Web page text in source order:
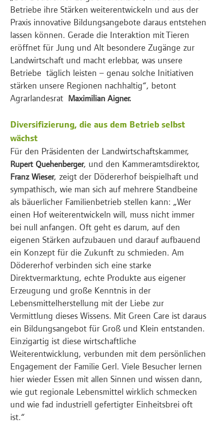
Betriebe ihre Stärken weiterentwickeln und aus der
Praxis innovative Bildungsangebote daraus entstehen
lassen können. Gerade die Interaktion mit Tieren
eröffnet für Jung und Alt besondere Zugänge zur
Landwirtschaft und macht erlebbar, was unsere
Betriebe täglich leisten – genau solche Initiativen
stärken unsere Regionen nachhaltig“, betont
Agrarlandesrat Maximilian Aigner.
Diversifizierung, die aus dem Betrieb selbst
wächst
Für den Präsidenten der Landwirtschaftskammer,
Rupert Quehenberger, und den Kammeramtsdirektor,
Franz Wieser, zeigt der Dödererhof beispielhaft und
sympathisch, wie man sich auf mehrere Standbeine
als bäuerlicher Familienbetrieb stellen kann: „Wer
einen Hof weiterentwickeln will, muss nicht immer
bei null anfangen. Oft geht es darum, auf den
eigenen Stärken aufzubauen und darauf aufbauend
ein Konzept für die Zukunft zu schmieden. Am
Dödererhof verbinden sich eine starke
Direktvermarktung, echte Produkte aus eigener
Erzeugung und große Kenntnis in der
Lebensmittelherstellung mit der Liebe zur
Vermittlung dieses Wissens. Mit Green Care ist daraus
ein Bildungsangebot für Groß und Klein entstanden.
Einzigartig ist diese wirtschaftliche
Weiterentwicklung, verbunden mit dem persönlichen
Engagement der Familie Gerl. Viele Besucher lernen
hier wieder Essen mit allen Sinnen und wissen dann,
wie gut regionale Lebensmittel wirklich schmecken
und wie fad industriell gefertigter Einheitsbrei oft
ist.“